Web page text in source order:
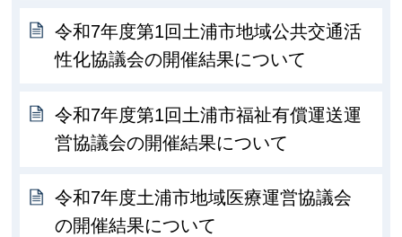
令和7年度第1回土浦市地域公共交通活
性化協議会の開催結果について
令和7年度第1回土浦市福祉有償運送運
営協議会の開催結果について
令和7年度土浦市地域医療運営協議会
の開催結果について